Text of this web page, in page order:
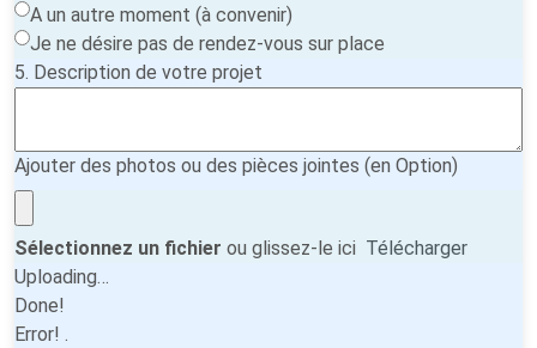
A un autre moment (à convenir)
Je ne désire pas de rendez-vous sur place
5. Description de votre projet
Ajouter des photos ou des pièces jointes (en Option)
Sélectionnez un fichier ou glissez-le ici Télécharger
Uploading…
Done!
Error! .